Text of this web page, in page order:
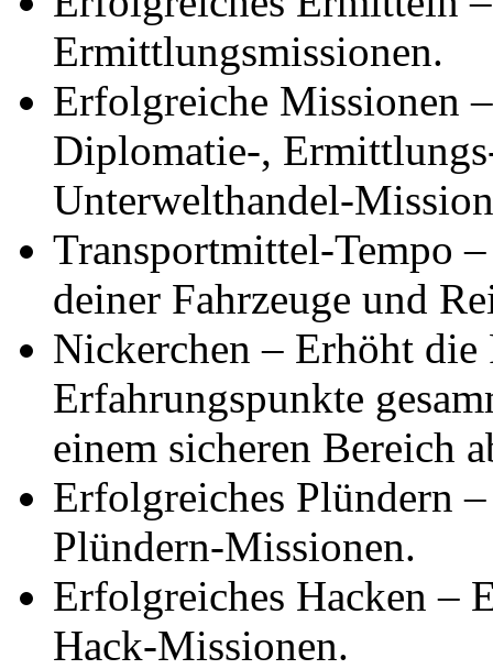
Ermittlungsmissionen.
Erfolgreiche Missionen
Diplomatie-,
Unterwelthandel-
Transportmittel-Tempo
deiner Fahrzeuge und
Nickerchen – Erhöht die
Erfahrungspunkte
einem sicheren Bereich
Erfolgreiches Plündern
Plündern-Missionen.
Erfolgreiches Hacken –
Hack-Missionen.